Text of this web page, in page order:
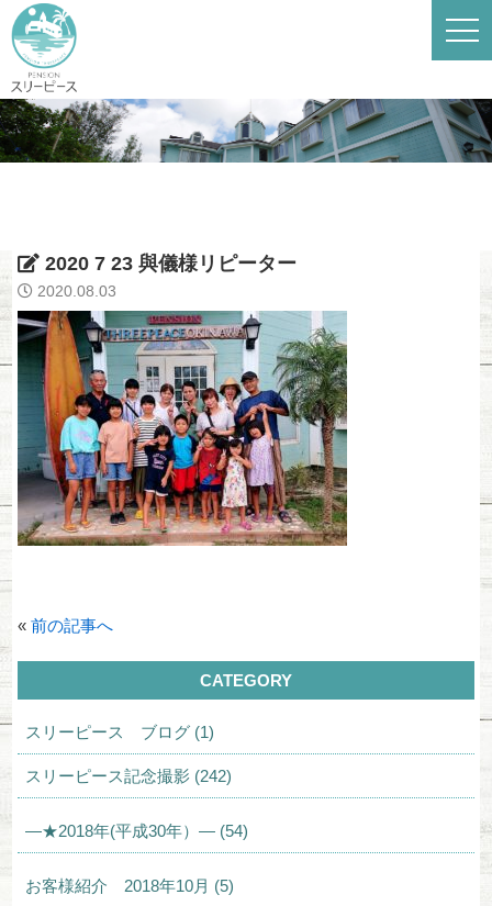
2020 7 23 與儀様リピーター
2020.08.03
«前の記事へ
CATEGORY
スリーピース ブログ (1)
スリーピース記念撮影 (242)
—★2018年(平成30年）— (54)
お客様紹介 2018年10月 (5)